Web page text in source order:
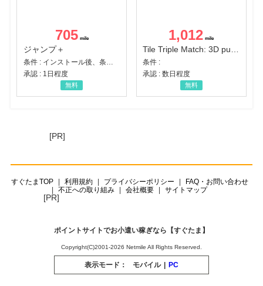
705
ジャンプ＋
承認 : 1日程度
無料
1,012
条件 :
承認 : 数日程度
無料
[PR]
すぐたまTOP 利用規約 プライバシーポリシー
FAQ・お問い合わせ
不正への取り組み
会社概要 サイトマップ
[PR]
ポイントサイトでお小遣い稼ぎなら【すぐたま】
Copyright(C)2001-2026 Netmile All Rights Reserved.
表示モード： モバイル | PC